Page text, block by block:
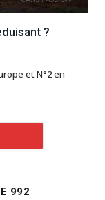
?
et N°2 en
992